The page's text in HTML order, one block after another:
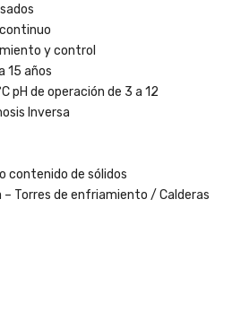
y control
15 años
pH de operación de 3 a 12
Inversa
contenido de sólidos
Torres de enfriamiento / Calderas